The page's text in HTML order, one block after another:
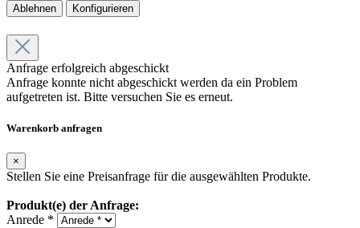
Ablehnen Konfigurieren
Anfrage erfolgreich abgeschickt
Anfrage konnte nicht abgeschickt werden da ein Problem
aufgetreten ist. Bitte versuchen Sie es erneut.
Warenkorb anfragen
×
Stellen Sie eine Preisanfrage für die ausgewählten Produkte.
Produkt(e) der Anfrage:
Anrede *